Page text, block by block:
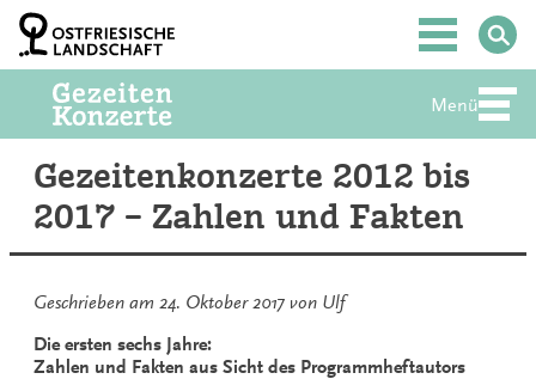
Zum
Inhalt
springen
Hauptmenü
Menü
Gezeitenkonzerte 2012 bis
2017 – Zahlen und Fakten
Geschrieben am 24. Oktober 2017 von Ulf
Die ersten sechs Jahre:
Zahlen und Fakten aus Sicht des Programmheftautors